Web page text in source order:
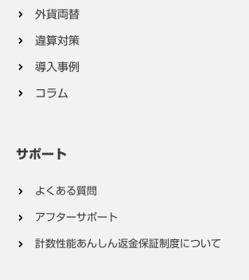
外貨両替
違算対策
導入事例
コラム
サポート
よくある質問
アフターサポート
計数性能あんしん返金保証制度について